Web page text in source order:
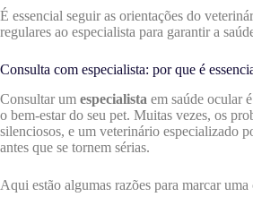
É essencial seguir as orientações do
regulares ao especialista para garantir a
Consulta com especialista: por que é
Consultar um especialista em saúde ocular
o bem-estar do seu pet. Muitas vezes, os
silenciosos, e um veterinário especializado
antes que se tornem sérias.
Aqui estão algumas razões para marcar uma